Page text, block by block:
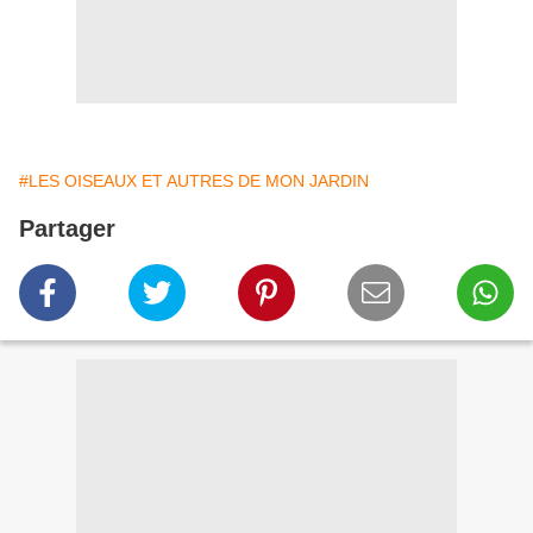
#LES OISEAUX ET AUTRES DE MON JARDIN
Partager